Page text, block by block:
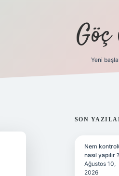
Yeni
SON
Nem
nasıl yapılır ?
Ağustos 10,
2026